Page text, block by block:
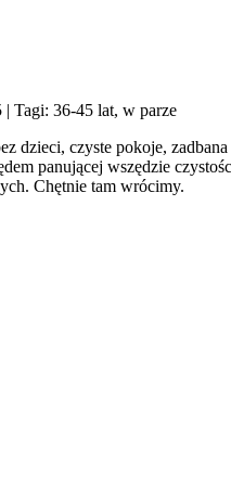
| Tagi: 36-45 lat, w parze
dzieci, czyste pokoje,
panującej wszędzie
Chętnie tam wrócimy.